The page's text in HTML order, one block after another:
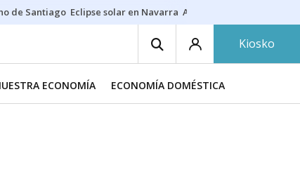
de Santiago Eclipse solar en Navarra Acertante Euromillones
Kiosko
ECONOMÍA ECONOMÍA DOMÉSTICA